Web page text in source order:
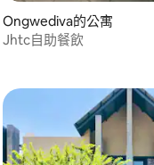
Ongwediva的公寓
Jhtc自助餐飲